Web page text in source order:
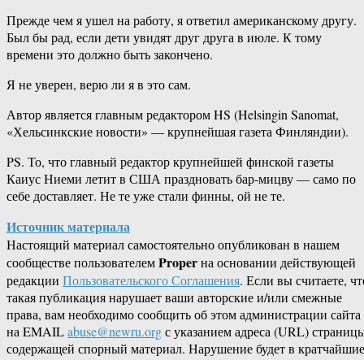
Прежде чем я ушел на работу, я ответил американскому другу.
Был бы рад, если дети увидят друг друга в июле. К тому
времени это должно быть закончено.
Я не уверен, верю ли я в это сам.
Автор является главным редактором HS (Helsingin Sanomat,
«Хельсинкские новости» — крупнейшая газета Финляндии).
PS. То, что главный редактор крупнейшей финской газеты
Каиус Ниеми летит в США праздновать бар-мицву — само по
себе доставляет. Не те уже стали финны, ой не те.
Источник материала
Настоящий материал самостоятельно опубликован в нашем
сообществе пользователемProperна основании действующей
редакции Пользовательского Соглашения. Если вы считаете,
такая публикация нарушает ваши авторские и/или смежные
права, вам необходимо сообщить об этом администрации сайта
на EMAILabuse@newru.orgс указанием адреса (URL)
содержащей спорный материал. Нарушение будет в кратчайшие